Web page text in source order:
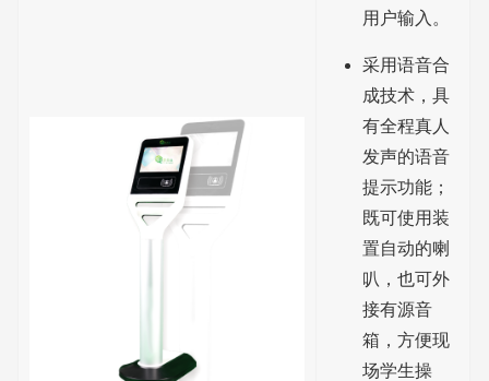
用户输入。
采用语音合
成技术，具
有全程真人
发声的语音
提示功能；
既可使用装
置自动的喇
叭，也可外
接有源音
箱，方便现
场学生操